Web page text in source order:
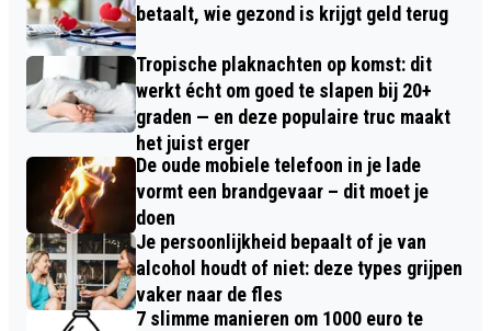
betaalt, wie gezond is krijgt geld terug
Tropische plaknachten op komst: dit
werkt écht om goed te slapen bij 20+
graden — en deze populaire truc maakt
het juist erger
De oude mobiele telefoon in je lade
vormt een brandgevaar – dit moet je
doen
Je persoonlijkheid bepaalt of je van
alcohol houdt of niet: deze types grijpen
vaker naar de fles
7 slimme manieren om 1000 euro te